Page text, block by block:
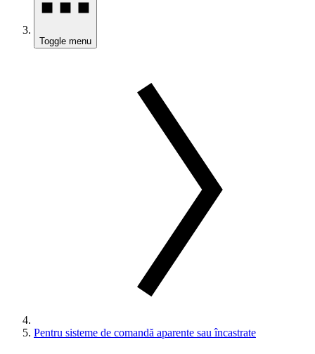
Toggle menu
Pentru sisteme de comandă aparente sau încastrate